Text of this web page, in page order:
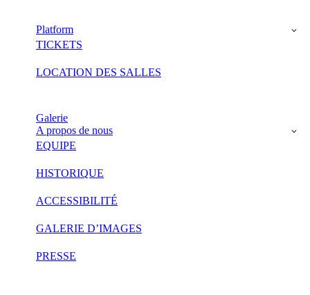
Platform
TICKETS
LOCATION DES SALLES
Galerie
A propos de nous
EQUIPE
HISTORIQUE
ACCESSIBILITÉ
GALERIE D’IMAGES
PRESSE